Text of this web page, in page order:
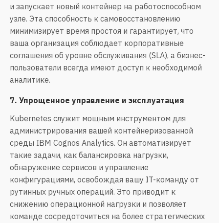
и запускает новый контейнер на работоспособном
узле. Эта способность к самовосстановлению
минимизирует время простоя и гарантирует, что
ваша организация соблюдает корпоративные
соглашения об уровне обслуживания (SLA), а бизнес-
пользователи всегда имеют доступ к необходимой
аналитике.
7. Упрощенное управление и эксплуатация
Kubernetes служит мощным инструментом для
администрирования вашей контейнеризованной
среды IBM Cognos Analytics. Он автоматизирует
такие задачи, как балансировка нагрузки,
обнаружение сервисов и управление
конфигурациями, освобождая вашу IT-команду от
рутинных ручных операций. Это приводит к
снижению операционной нагрузки и позволяет
команде сосредоточиться на более стратегических